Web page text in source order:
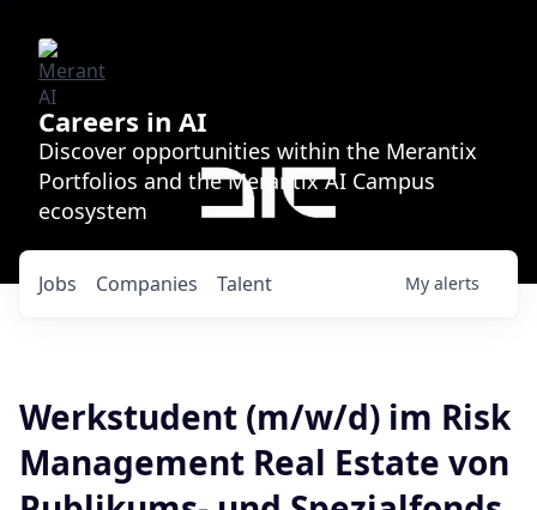
Careers in AI
Discover opportunities within the Merantix
Portfolios and the Merantix AI Campus
ecosystem
Jobs Companies Talent My alerts
Werkstudent (m/w/d) im Risk
Management Real Estate von